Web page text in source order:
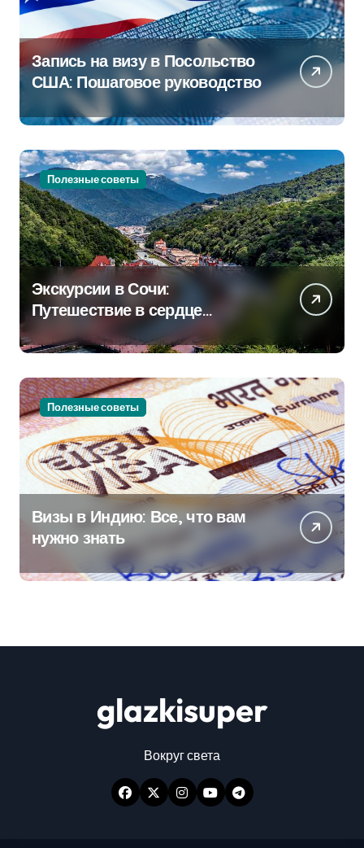
Запись на визу в Посольство
США: Пошаговое руководство
Полезные советы
Экскурсии в Сочи:
Путешествие в сердце
Черноморского курорта
Полезные советы
Визы в Индию: Все, что вам
нужно знать
glazkisuper
Вокруг света